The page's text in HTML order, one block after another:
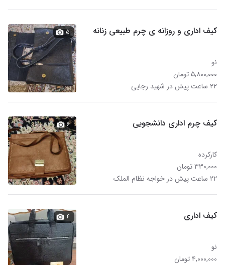
کیف اداری و روزانه ی چرم طبیعی زنانه
نو
۵,۸۰۰,۰۰۰ تومان
۲۲ ساعت پیش در شهید رجایی
۵
کیف چرم اداری دانشجویی
کارکرده
۳۳۰,۰۰۰ تومان
۲۲ ساعت پیش در خواجه نظام الملک
۶
کیف اداری
نو
۴,۰۰۰,۰۰۰ تومان
۴